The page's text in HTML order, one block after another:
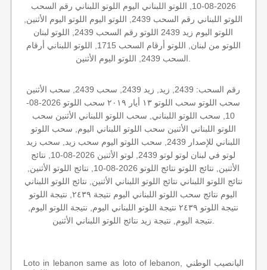
2026-08-10, اللوتو اللبناني اليوم اللوتو اللبناني رقم السحب
اللوتو اللبناني رقم السحب 2439, اللوتو اليوم اللوتو اليوم الأثنين,
اللوتو اليوم زيد 2439 اللوتو رقم السحب 2439, اللوتو لبنان
اللوتو من لبنان, اللوتو أرقام السحب 1715, اللوتو اللبناني أرقام
رقم السحب: 2439, زيد, زيد 2439, سحب 2439, سحب الأثنين
سحب اللوتو سحب اللوتو ١٣ أيار ٢٠١٩ سحب اللوتو 2026-08-
10, سحب اللوتو اللبناني, سحب اللوتو اللبناني الأثنين سحب
اللوتو اللبناني الأثنين سحب اللوتو اللبناني اليوم, سحب اللوتو
اللبناني للإصدار 2439, سحب اللوتو اليوم سحب زيد, سحب زيد
لوتو في لبنان لوتو لوتو 2439, لوتو الأثنين 2026-08-10, نتائج
الأثنين, نتائج اللوتو نتائج اللوتو 2026-08-10, نتائج اللوتو الأثنين,
نتائج اللوتو اللبناني نتائج اللوتو اللبناني الأثنين, نتائج اللوتو اللبناني
اليوم نتائج سحب اللوتو اللبناني اليوم نتيجة ٢٤٣٩, نتيجة اللوتو
نتيجة اللوتو ٢٤٣٩ نتيجة اللوتو اللبناني اليوم, نتيجة اللوتو اليوم,
Loto in lebanon same as loto of lebanon, اليانصيب الوطني